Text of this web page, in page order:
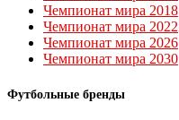
Чемпионат мира 2018
Чемпионат мира 2022
Чемпионат мира 2026
Чемпионат мира 2030
Футбольные бренды